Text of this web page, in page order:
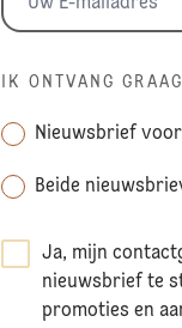
IK ONTVANG GRAAG
Nieuwsbrief voor
Beide
Ja, mijn
nieuwsbrief te
promoties en